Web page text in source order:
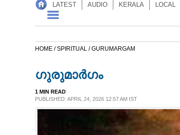
LATEST AUDIO KERALA LOCAL
HOME /SPIRITUAL /GURUMARGAM
ഗുരുമാർഗം
1 MIN READ
PUBLISHED: APRIL 24, 2026 12:57 AM IST